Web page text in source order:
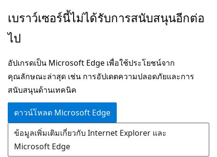
ข้าม
ยัง
หลัก
เบราว์เซอร์นี้ไม่ได้รับการสนับสนุนอีกต่อ
ไป
อัปเกรดเป็น Microsoft Edge เพื่อใช้ประโยชน์จาก
คุณลักษณะล่าสุด เช่น การอัปเดตความปลอดภัยและการ
สนับสนุนด้านเทคนิค
ดาวน์โหลด Microsoft Edge
ข้อมูลเพิ่มเติมเกี่ยวกับ Internet Explorer และ
Microsoft Edge